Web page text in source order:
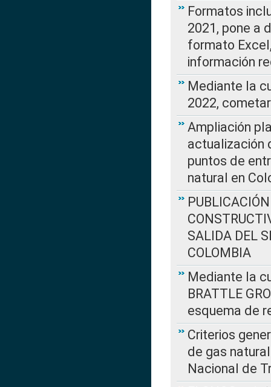
Formatos
2021, pone a
formato
información
Mediante la
2022,
Ampliación
actualización
puntos de
natural en
SALIDA DEL
COLOMBIA
Mediante la
BRATTLE
esquema de
Criterios
de gas
Nacional de